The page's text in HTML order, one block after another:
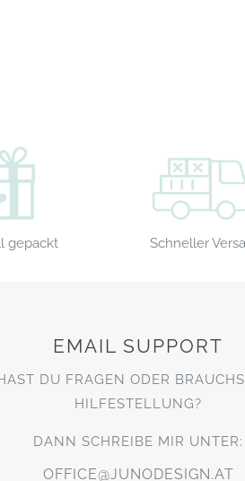
gepackt Schneller
EMAIL SUPPORT
DU FRAGEN ODER
HILFESTELLUNG?
DANN SCHREIBE MIR UNTER:
OFFICE@JUNODESIGN.AT